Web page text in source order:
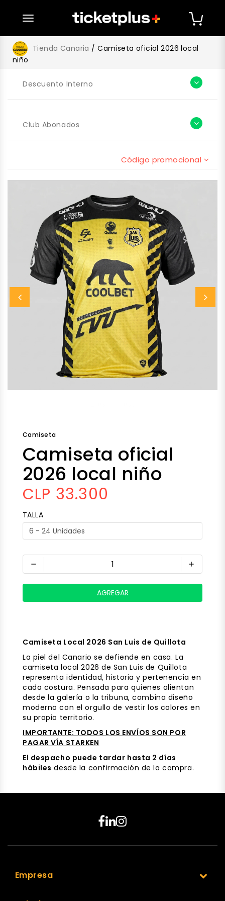
desplegar navegación
Tienda Canaria / Camiseta oficial 2026 local
niño
Descuento Interno
Club Abonados
Código promocional
Camiseta
Camiseta oficial
2026 local niño
CLP 33.300
TALLA
remove add
Camiseta Local 2026 San Luis de Quillota
La piel del Canario se defiende en casa. La
camiseta local 2026 de San Luis de Quillota
representa identidad, historia y pertenencia en
cada costura. Pensada para quienes alientan
desde la galería o la tribuna, combina diseño
moderno con el orgullo de vestir los colores en
su propio territorio.
IMPORTANTE: TODOS LOS ENVÍOS SON POR
PAGAR VÍA STARKEN
El despacho puede tardar hasta 2 días
hábiles desde la confirmación de la compra.
Empresa